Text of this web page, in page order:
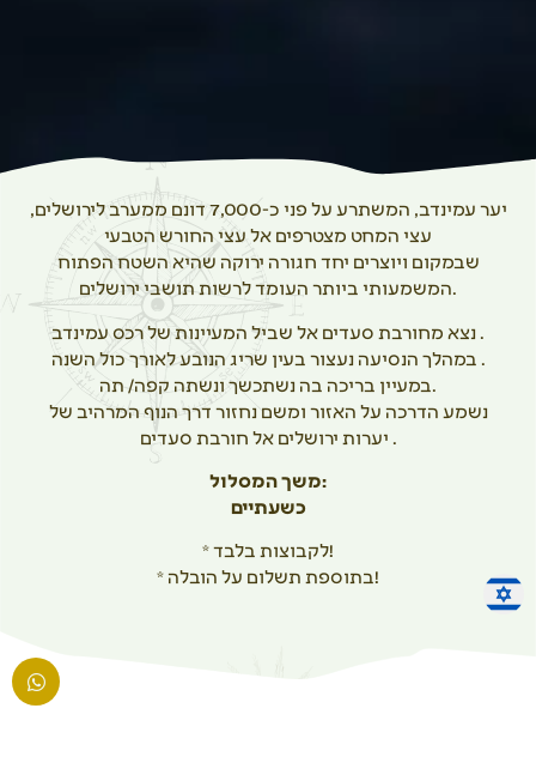
יער עמינדב, המשתרע על פני כ-7,000 דונם ממערב לירושלים,
עצי המחט מצטרפים אל עצי החורש הטבעי
שבמקום ויוצרים יחד חגורה ירוקה שהיא השטח הפתוח
המשמעותי ביותר העומד לרשות תושבי ירושלים.
נצא מחורבת סעדים אל שביל המעיינות של רכס עמינדב .
במהלך הנסיעה נעצור בעין שריג הנובע לאורך כול השנה .
במעיין בריכה בה נשתכשך ונשתה קפה/ תה.
נשמע הדרכה על האזור ומשם נחזור דרך הנוף המרהיב של
יערות ירושלים אל חורבת סעדים .
משך המסלול:
כשעתיים
* לקבוצות בלבד!
* בתוספת תשלום על הובלה!